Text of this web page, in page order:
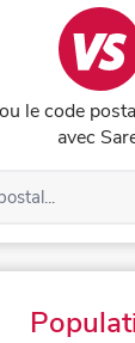
le code
avec